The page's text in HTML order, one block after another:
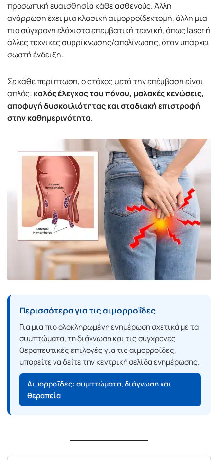
προσωπική ευαισθησία κάθε ασθενούς. Άλλη
ανάρρωση έχει μια κλασική αιμορροϊδεκτομή, άλλη μια
πιο σύγχρονη ελάχιστα επεμβατική τεχνική, όπως laser ή
άλλες τεχνικές συρρίκνωσης/απολίνωσης, όταν υπάρχει
σωστή ένδειξη.
Σε κάθε περίπτωση, ο στόχος μετά την επέμβαση είναι
απλός: καλός έλεγχος του πόνου, μαλακές κενώσεις,
αποφυγή δυσκοιλιότητας και σταδιακή επιστροφή
στην καθημερινότητα.
Περισσότερα για τις αιμορροΐδες
Για μια πιο ολοκληρωμένη ενημέρωση σχετικά με τα
συμπτώματα, τη διάγνωση και τις σύγχρονες
θεραπευτικές επιλογές για τις αιμορροΐδες,
μπορείτε να δείτε την κεντρική σελίδα ενημέρωσης.
Αιμορροΐδες: συμπτώματα, διάγνωση και
θεραπεία